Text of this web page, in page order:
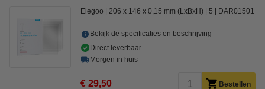
Elegoo 206 x 146 x 0,15 mm (LxBxH) 5 DAR01501
Bekijk de specificaties en beschrijving
Direct leverbaar
Morgen in huis
€ 29,50 Bestellen